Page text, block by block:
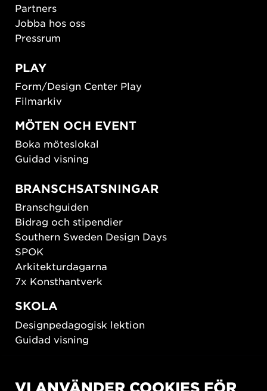
Partners
Jobba hos oss
Pressrum
PLAY
Form/Design Center Play
Filmarkiv
MÖTEN OCH EVENT
Boka möteslokal
Guidad visning
BRANSCHSATSNINGAR
Branschguiden
Bidrag och stipendier
Southern Sweden Design Days
SPOK
Arkitekturdagarna
7x Konsthantverk
SKOLA
Designpedagogisk lektion
Guidad visning
New European Bauhaus
VI ANVÄNDER COOKIES FÖR